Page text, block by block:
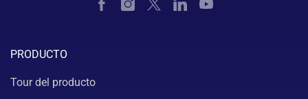
PRODUCTO
Tour del producto